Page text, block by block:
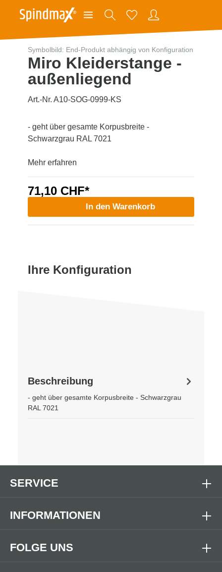
Symbolbild: End-Produkt abhängig von Konfiguration
Miro Kleiderstange -
außenliegend
Art.-Nr. A10-SOG-0999-KS
- geht über gesamte Korpusbreite -
Schwarzgrau RAL 7021
Mehr erfahren
71,10 CHF*
In den Warenkorb
Ihre Konfiguration
Beschreibung
- geht über gesamte Korpusbreite - Schwarzgrau
RAL 7021
FOLGE UNS
SERVICE
INFORMATIONEN